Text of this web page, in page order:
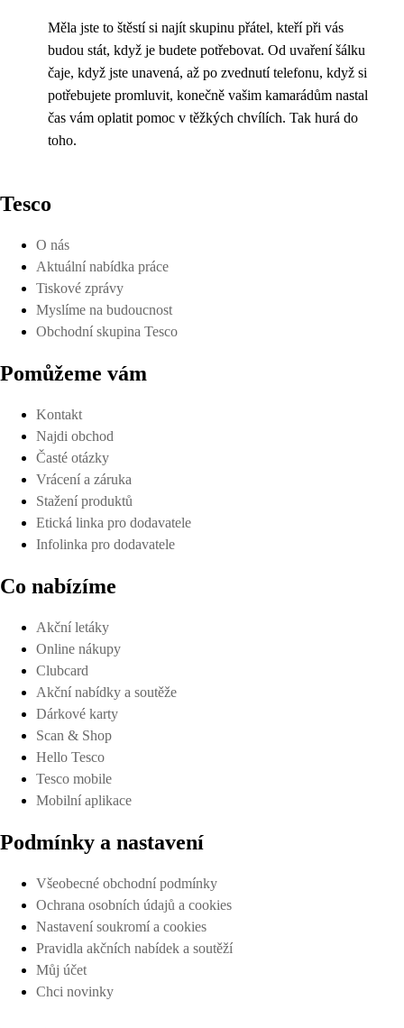
Měla jste to štěstí si najít skupinu přátel, kteří při vás
budou stát, když je budete potřebovat. Od uvaření šálku
čaje, když jste unavená, až po zvednutí telefonu, když si
potřebujete promluvit, konečně vašim kamarádům nastal
čas vám oplatit pomoc v těžkých chvílích. Tak hurá do
toho.
Tesco
O nás
Aktuální nabídka práce
Tiskové zprávy
Myslíme na budoucnost
Obchodní skupina Tesco
Pomůžeme vám
Kontakt
Najdi obchod
Časté otázky
Vrácení a záruka
Stažení produktů
Etická linka pro dodavatele
Infolinka pro dodavatele
Co nabízíme
Akční letáky
Online nákupy
Clubcard
Akční nabídky a soutěže
Dárkové karty
Scan & Shop
Hello Tesco
Tesco mobile
Mobilní aplikace
Podmínky a nastavení
Všeobecné obchodní podmínky
Ochrana osobních údajů a cookies
Nastavení soukromí a cookies
Pravidla akčních nabídek a soutěží
Můj účet
Chci novinky